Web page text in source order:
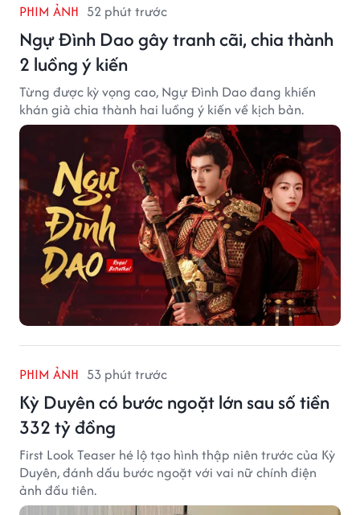
PHIM ẢNH 52 phút trước
Ngự Đình Dao gây tranh cãi, chia thành
2 luồng ý kiến
Từng được kỳ vọng cao, Ngự Đình Dao đang khiến
khán giả chia thành hai luồng ý kiến về kịch bản.
PHIM ẢNH 53 phút trước
Kỳ Duyên có bước ngoặt lớn sau số tiền
332 tỷ đồng
First Look Teaser hé lộ tạo hình thập niên trước của Kỳ
Duyên, đánh dấu bước ngoặt với vai nữ chính điện
ảnh đầu tiên.